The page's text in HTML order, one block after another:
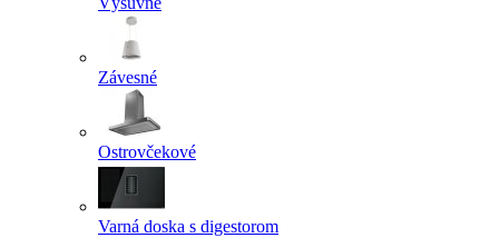
Závesné
Ostrovčekové
Varná doska s digestorom